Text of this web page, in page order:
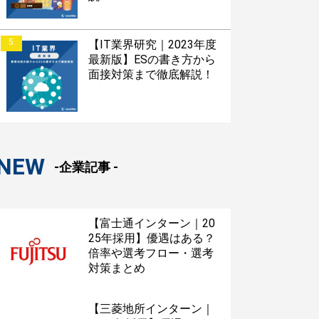
5
【IT業界研究｜2023年度
最新版】ESの書き方から
面接対策まで徹底解説！
-企業記事 -
【富士通インターン｜20
25年採用】優遇はある？
倍率や選考フロー・選考
対策まとめ
【三菱地所インターン｜